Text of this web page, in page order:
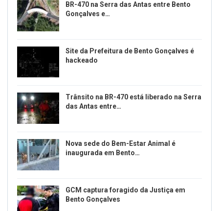
BR-470 na Serra das Antas entre Bento
Gonçalves e…
Site da Prefeitura de Bento Gonçalves é
hackeado
Trânsito na BR-470 está liberado na Serra
das Antas entre…
Nova sede do Bem-Estar Animal é
inaugurada em Bento…
GCM captura foragido da Justiça em
Bento Gonçalves